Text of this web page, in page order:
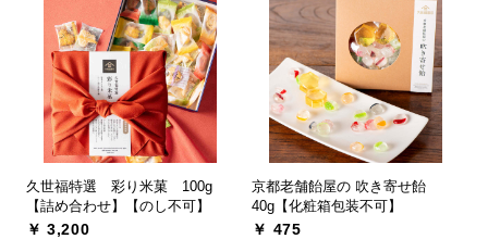
久世福特選 彩り米菓 100g
【詰め合わせ】【のし不可】
￥ 3,200
京都老舗飴屋の 吹き寄せ飴
40g【化粧箱包装不可】
￥ 475